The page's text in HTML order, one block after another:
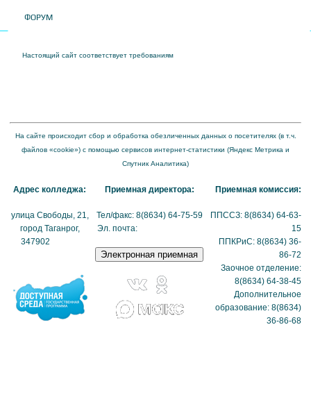
ФОРУМ
Настоящий сайт соответствует требованиям
На сайте происходит сбор и обработка обезличенных данных о посетителях (в т.ч.
файлов «cookie») с помощью сервисов интернет-статистики (Яндекс Метрика и
Спутник Аналитика)
Адрес колледжа:
улица Свободы, 21,
город Таганрог,
347902
Приемная директора:
Тел/факс: 8(8634) 64-75-59
Эл. почта:
Приемная комиссия:
ППССЗ: 8(8634) 64-63-
15
ППКРиС: 8(8634) 36-
86-72
Заочное отделение:
8(8634) 64-38-45
Дополнительное
образование: 8(8634)
36-86-68